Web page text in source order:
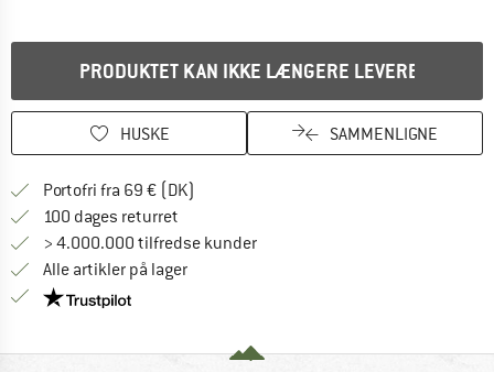
PRODUKTET KAN IKKE LÆNGERE LEVERES
HUSKE SAMMENLIGNE
Portofri fra 69 € (DK)
100 dages returret
> 4.000.000 tilfredse kunder
Alle artikler på lager
Vi er Trustpilot-certificeret - oplysningerne får du